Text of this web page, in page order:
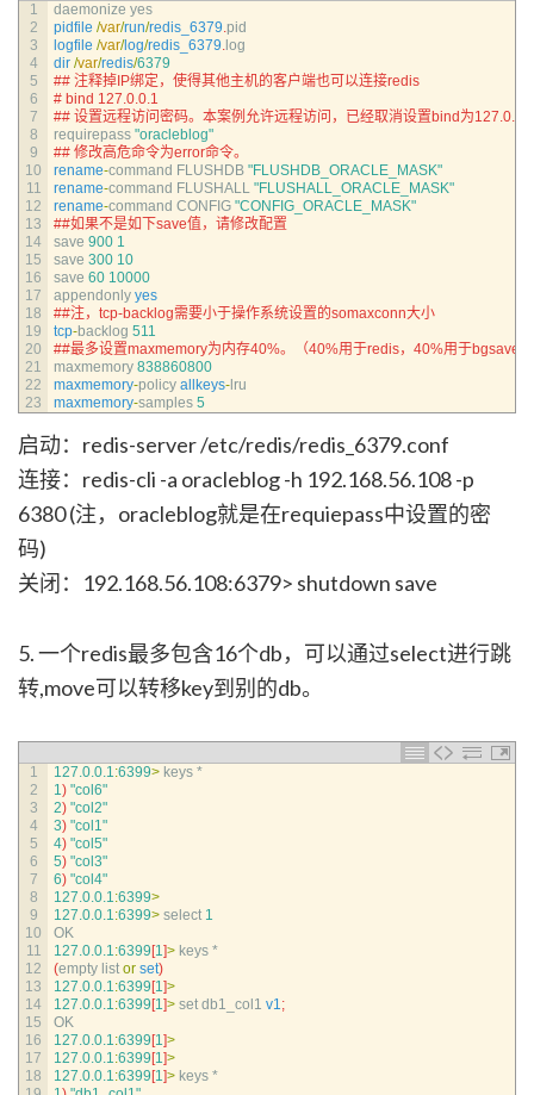
1
2
3
4
5
6
7
8
9
10
11
12
13
14
15
16
17
18
19
20
21
22
23
daemonize yes
pidfile /var/run/redis_6379.pid
logfile /var/log/redis_6379. log
dir /var/redis/6379
## 注释掉IP绑定，使得其他主机的客户端也可以连接redis
# bind 127.0.0.1
## 设置远程访问密码。本案例允许远程访问，已经取消设置bind为
requirepass "oracleblog"
## 修改高危命令为error命令。
rename-command FLUSHDB "FLUSHDB_ORACLE_MASK"
rename-command FLUSHALL "FLUSHALL_ORACLE_MASK"
rename-command CONFIG "CONFIG_ORACLE_MASK"
##如果不是如下save值，请修改配置
save 900 1
save 300 10
save 60 10000
appendonly yes
##注，tcp-backlog需要小于操作系统设置的somaxconn大小
tcp-backlog 511
##最多设置maxmemory为内存40%。（40%用于redis，40%用于bgsave
maxmemory 838860800
maxmemory-policy allkeys- lru
maxmemory-samples 5
启动：redis-server /etc/redis/redis_6379.conf
连接：redis-cli -a oracleblog -h 192.168.56.108 -p
6380 (注，oracleblog就是在requiepass中设置的密
码)
关闭：192.168.56.108:6379> shutdown save
5. 一个redis最多包含16个db，可以通过select进行跳
转,move可以转移key到别的db。
1
2
3
4
5
6
7
8
9
10
11
12
13
14
15
16
17
18
127.0.0.1:6399> keys *
1) "col6"
2) "col2"
3) "col1"
4) "col5"
5) "col3"
6) "col4"
127.0.0.1:6399>
127.0.0.1:6399> select 1
OK
127.0.0.1:6399 [1]> keys *
(empty list or set)
127.0.0.1:6399 [1]>
127.0.0.1:6399 [1]> set db1_col1 v1;
OK
127.0.0.1:6399 [1]>
127.0.0.1:6399 [1]>
127.0.0.1:6399 [1]> keys *